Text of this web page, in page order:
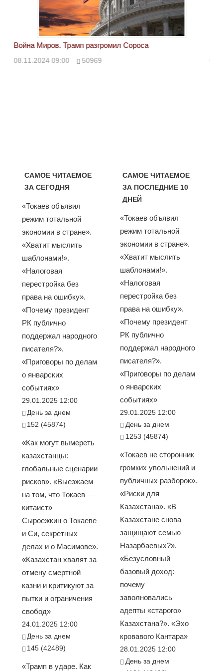
Война Миров. Трамп разгромил Сороса
08.11.2024 09:00 50969
САМОЕ ЧИТАЕМОЕ
ЗА СЕГОДНЯ
«Токаев объявил
режим тотальной
экономии в стране».
«Хватит мыслить
шаблонами!».
«Налоговая
перестройка без
права на ошибку».
«Почему президент
РК публично
поддержал народного
писателя?».
«Приговоры по делам
о январских
событиях»
29.01.2025 12:00
День за днем
152 (45874)
«Как могут вымереть
казахстанцы:
глобальные сценарии
рисков». «Выезжаем
на том, что Токаев —
китаист» —
Сыроежкин о Токаеве
и Си, секретных
делах и о Масимове».
«Казахстан хвалят за
отмену смертной
казни и критикуют за
пытки и ограничения
свобод»
24.01.2025 12:00
День за днем
145 (42489)
«Трамп в ударе. Как
САМОЕ ЧИТАЕМОЕ
ЗА ПОСЛЕДНИЕ 10
ДНЕЙ
«Токаев объявил
режим тотальной
экономии в стране».
«Хватит мыслить
шаблонами!».
«Налоговая
перестройка без
права на ошибку».
«Почему президент
РК публично
поддержал народного
писателя?».
«Приговоры по делам
о январских
событиях»
29.01.2025 12:00
День за днем
1253 (45874)
«Токаев не сторонник
громких увольнений и
публичных разборок».
«Риски для
Казахстана». «В
Казахстане снова
защищают семью
Назарбаевых?».
«Безусловный
базовый доход:
почему
заволновались
адепты «старого»
Казахстана?». «Эхо
кровавого Кантара»
28.01.2025 12:00
День за днем